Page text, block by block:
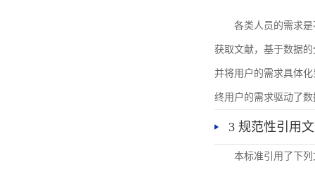
各类人员的需求
获取文献，基于数据
并将用户的需求具体
终用户的需求驱动了
3 规范性引用
本标准引用了下